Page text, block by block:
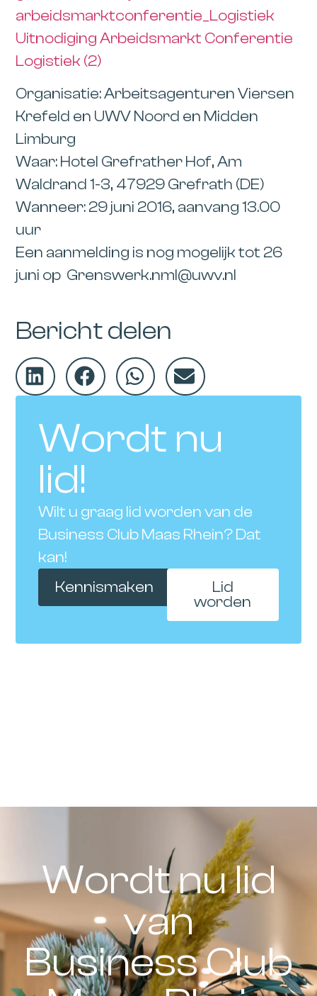
arbeidsmarktconferentie_Logistiek
Uitnodiging Arbeidsmarkt Conferentie
Logistiek (2)
Organisatie: Arbeitsagenturen Viersen
Krefeld en UWV Noord en Midden
Limburg
Waar: Hotel Grefrather Hof, Am
Waldrand 1-3, 47929 Grefrath (DE)
Wanneer: 29 juni 2016, aanvang 13.00
uur
Een aanmelding is nog mogelijk tot 26
juni op Grenswerk.nml@uwv.nl
Bericht delen
Wordt nu
lid!
Wilt u graag lid worden van de
Business Club Maas Rhein? Dat
kan!
Kennismaken
Lid
worden
Wordt nu lid
van
Business Club